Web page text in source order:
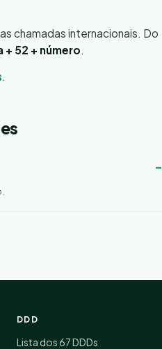
chamadas internacionais. Do
52 + número.
.
DDD
Lista dos 67 DDDs